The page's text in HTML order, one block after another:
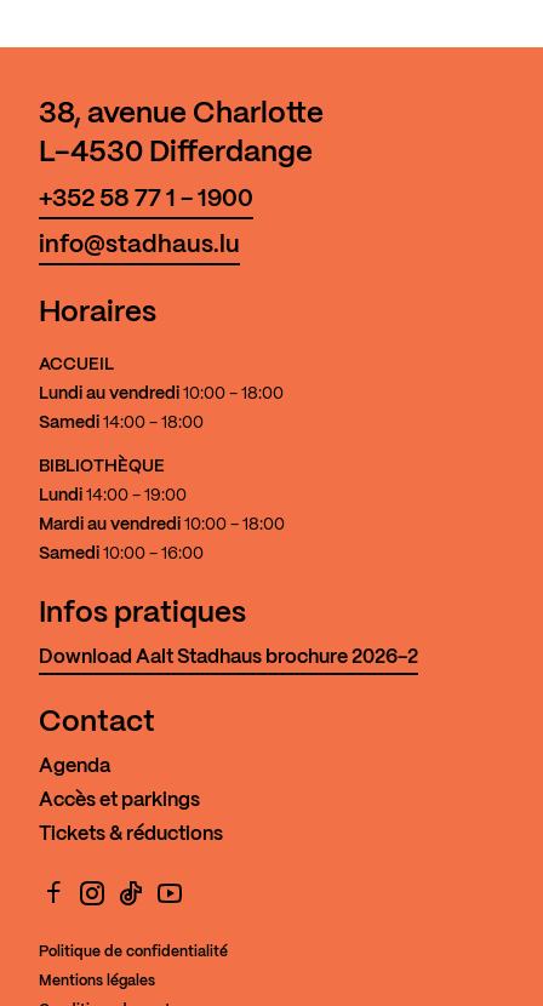
38, avenue Charlotte
L-4530 Differdange
+352 58 77 1 - 1900
info@stadhaus.lu
Horaires
ACCUEIL
Lundi au vendredi 10:00 - 18:00
Samedi 14:00 - 18:00
BIBLIOTHÈQUE
Lundi 14:00 - 19:00
Mardi au vendredi 10:00 - 18:00
Samedi 10:00 - 16:00
Infos pratiques
Download Aalt Stadhaus brochure 2026-2
Contact
Agenda
Accès et parkings
Tickets & réductions
Politique de confidentialité
Mentions légales